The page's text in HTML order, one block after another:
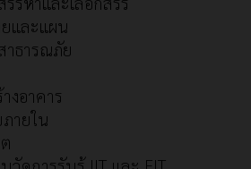
และแผน
าธารณภัย
งอาคาร
ายใน